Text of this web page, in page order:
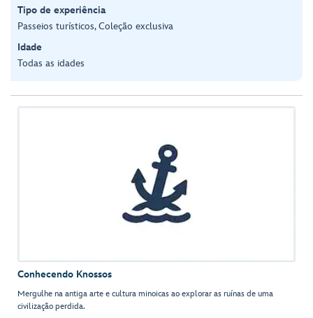
Tipo de experiência
Passeios turísticos, Coleção exclusiva
Idade
Todas as idades
Conhecendo Knossos
Mergulhe na antiga arte e cultura minoicas ao explorar as ruínas de uma
civilização perdida.